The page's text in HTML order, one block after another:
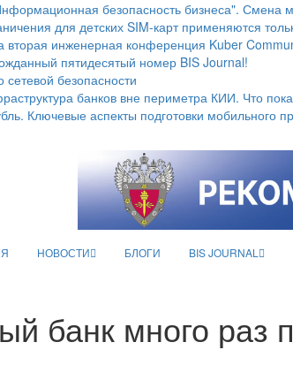
безопасность бизнеса". Смена
для детских SIM-карт применяются
вторая инженерная конференция Kuber
пятидесятый номер BIS Journal!
безопасности
банков вне периметра КИИ. Что
Ключевые аспекты подготовки мобильного
НОВОСТИ БЛОГИ BIS JOURNAL
банк много раз